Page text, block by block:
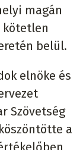
magán
kötetlen
belül.
elnöke és
Szövetség
a